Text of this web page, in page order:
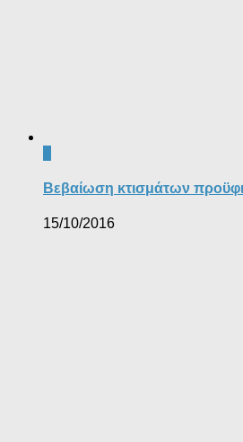
Βεβαίωση κτισμάτων
15/10/2016